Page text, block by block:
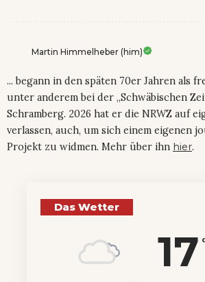
Martin Himmelheber (him)
... begann in den späten 70er Jahren als
unter anderem bei der „Schwäbischen
Schramberg. 2026 hat er die NRWZ auf
verlassen, auch, um sich einem eigenen
Projekt zu widmen. Mehr über ihn hier.
Das Wetter
17